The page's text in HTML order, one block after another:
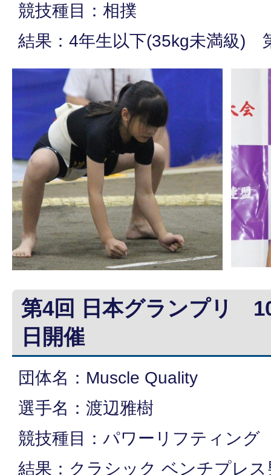
競技種目：相撲
結果：4年生以下(35kg未満級)
第4回 日本グランプリ
日開催
団体名：Muscle Quality
選手名：渡辺雅樹
競技種目：パワーリフティング
結果：クラシック ベンチプレ